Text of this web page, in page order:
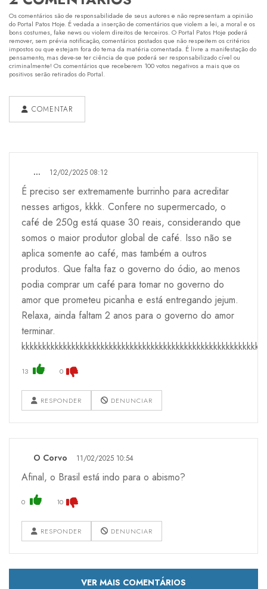
Os comentários são de responsabilidade de seus autores e não representam a opinião
do Portal Patos Hoje. É vedada a inserção de comentários que violem a lei, a moral e os
bons costumes, fake news ou violem direitos de terceiros. O Portal Patos Hoje poderá
remover, sem prévia notificação, comentários postados que não respeitem os critérios
impostos ou que estejam fora do tema da matéria comentada. É livre a manifestação do
pensamento, mas deve-se ter ciência de que poderá ser responsabilizado cível ou
criminalmente! Os comentários que receberem 100 votos negativos a mais que os
positivos serão retirados do Portal.
COMENTAR
... 12/02/2025 08:12
É preciso ser extremamente burrinho para acreditar
nesses artigos, kkkk. Confere no supermercado, o
café de 250g está quase 30 reais, considerando que
somos o maior produtor global de café. Isso não se
aplica somente ao café, mas também a outros
produtos. Que falta faz o governo do ódio, ao menos
podia comprar um café para tomar no governo do
amor que prometeu picanha e está entregando jejum.
Relaxa, ainda faltam 2 anos para o governo do amor
terminar.
13 0
RESPONDER DENUNCIAR
O Corvo 11/02/2025 10:54
Afinal, o Brasil está indo para o abismo?
0 10
RESPONDER DENUNCIAR
VER MAIS COMENTÁRIOS